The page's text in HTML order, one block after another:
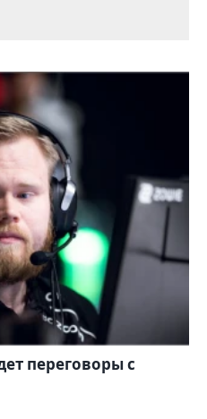
переговоры с